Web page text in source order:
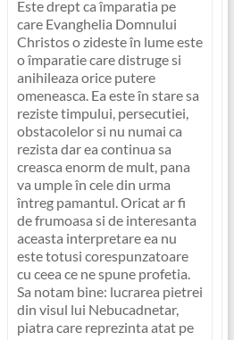
Este drept ca împaratia pe
care Evanghelia Domnului
Christos o zideste în lume este
o împaratie care distruge si
anihileaza orice putere
omeneasca. Ea este în stare sa
reziste timpului, persecutiei,
obstacolelor si nu numai ca
rezista dar ea continua sa
creasca enorm de mult, pana
va umple în cele din urma
întreg pamantul. Oricat ar fi
de frumoasa si de interesanta
aceasta interpretare ea nu
este totusi corespunzatoare
cu ceea ce ne spune profetia.
Sa notam bine: lucrarea pietrei
din visul lui Nebucadnetar,
piatra care reprezinta atat pe